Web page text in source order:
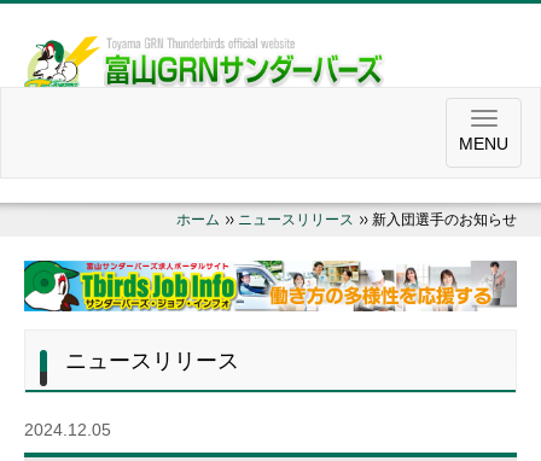
MENU
ホーム ニュースリリース 新入団選手のお知らせ
ニュースリリース
2024.12.05